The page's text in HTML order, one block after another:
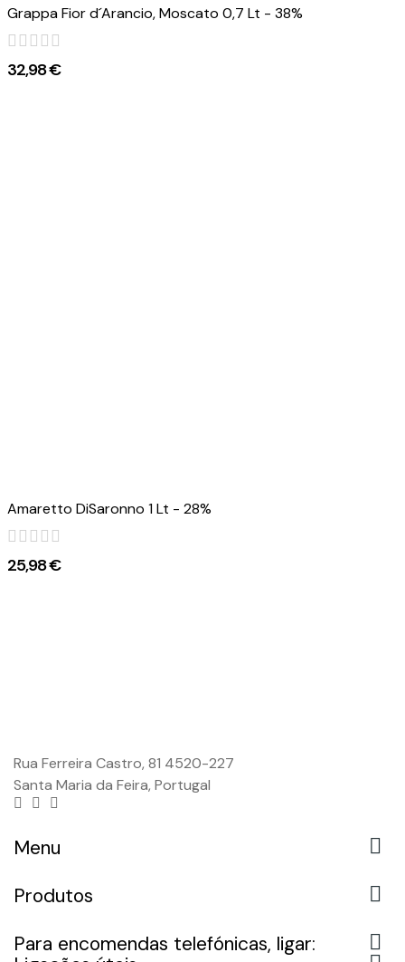
Grappa Fior d´Arancio, Moscato 0,7 Lt - 38%
32,98 €
Amaretto DiSaronno 1 Lt - 28%
25,98 €
Rua Ferreira Castro, 81 4520-227
Santa Maria da Feira, Portugal
Menu 
Produtos 
Para encomendas telefónicas, ligar: 